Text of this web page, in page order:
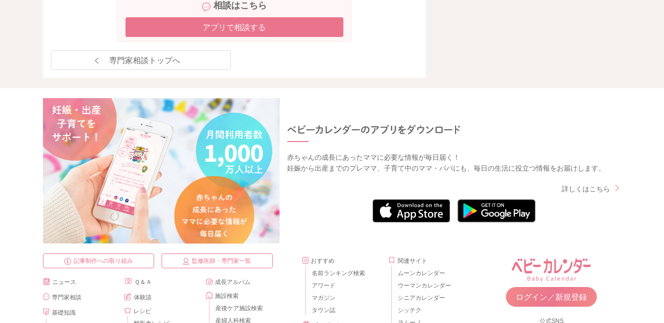
相談はこちら
アプリで相談する
専門家相談トップへ
赤ちゃんの成長にあったママに必要な情報が毎日届く！
妊娠から出産までのプレママ、子育て中のママ・パパにも、毎日の生活に役立つ情報をお届けします。
詳しくはこちら
記事制作への取り組み 監修医師・専門家一覧
ニュース
専門家相談
基礎知識
Ｑ＆Ａ
体験談
レシピ
成長アルバム
施設検索
産後ケア施設検索
産婦人科検索
おすすめ
名前ランキング検索
アワード
マガジン
タウン誌
関連サイト
ムーンカレンダー
ウーマンカレンダー
シニアカレンダー
シッテク
ログイン／新規登録
公式SNS